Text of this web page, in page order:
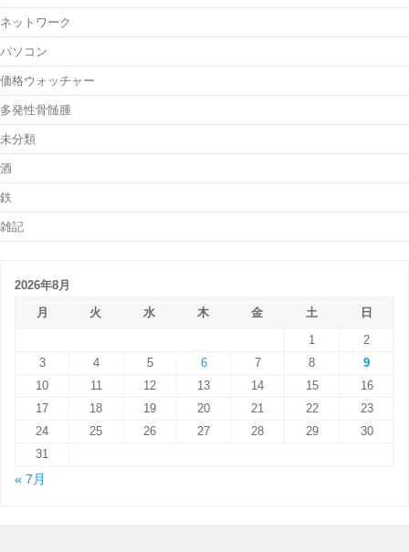
ネットワーク
パソコン
価格ウォッチャー
多発性骨髄腫
未分類
酒
鉄
雑記
2026年8月
月
火 水 木 金 土
日
1
2
3
4 5 6 7 8
9
10
11 12 13 14 15
16
17
18 19 20 21 22
23
24
25 26 27 28 29
30
31
« 7月